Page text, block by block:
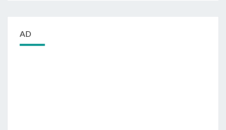
AD